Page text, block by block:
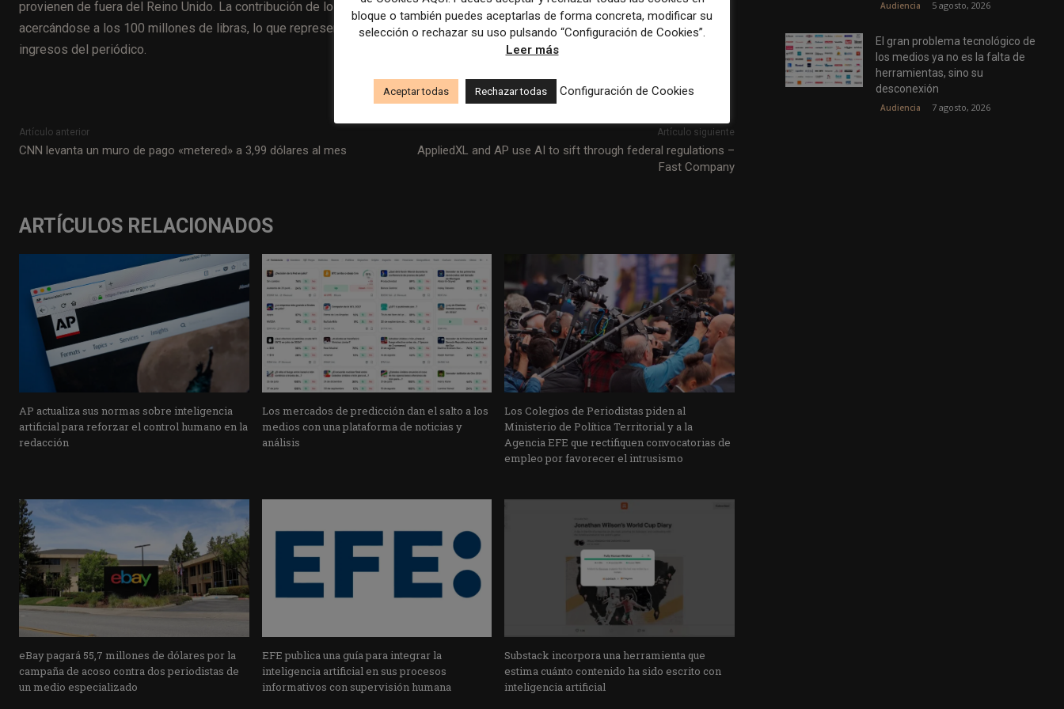
provienen de fuera del Reino Unido. La contribución de los lectores digitales voluntarios alcanza los 80 millones de libras,
acercándose a los 100 millones de libras, lo que representa una parte significativa del total de 260 millones de libras de
ingresos del periódico.
Artículo anterior
CNN levanta un muro de pago «metered» a 3,99 dólares al mes
Artículo siguiente
AppliedXL and AP use AI to sift through federal regulations –
Fast Company
ARTÍCULOS RELACIONADOS
AP actualiza sus normas sobre inteligencia
artificial para reforzar el control humano en la
redacción
Los mercados de predicción dan el salto a los
medios con una plataforma de noticias y
análisis
Los Colegios de Periodistas piden al
Ministerio de Política Territorial y a la
Agencia EFE que rectifiquen convocatorias de
empleo por favorecer el intrusismo
eBay pagará 55,7 millones de dólares por la
campaña de acoso contra dos periodistas de
un medio especializado
EFE publica una guía para integrar la
inteligencia artificial en sus procesos
informativos con supervisión humana
Substack incorpora una herramienta que
estima cuánto contenido ha sido escrito con
inteligencia artificial
Audiencia 5 agosto, 2026
El gran problema tecnológico de
los medios ya no es la falta de
herramientas, sino su
desconexión
Audiencia 7 agosto, 2026
bloque o también puedes aceptarlas de forma concreta, modificar su
selección o rechazar su uso pulsando “Configuración de Cookies”.
Leer más
Aceptar todas Rechazar todas Configuración de Cookies